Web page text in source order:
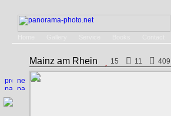
Mainz am Rhein 15 11 409